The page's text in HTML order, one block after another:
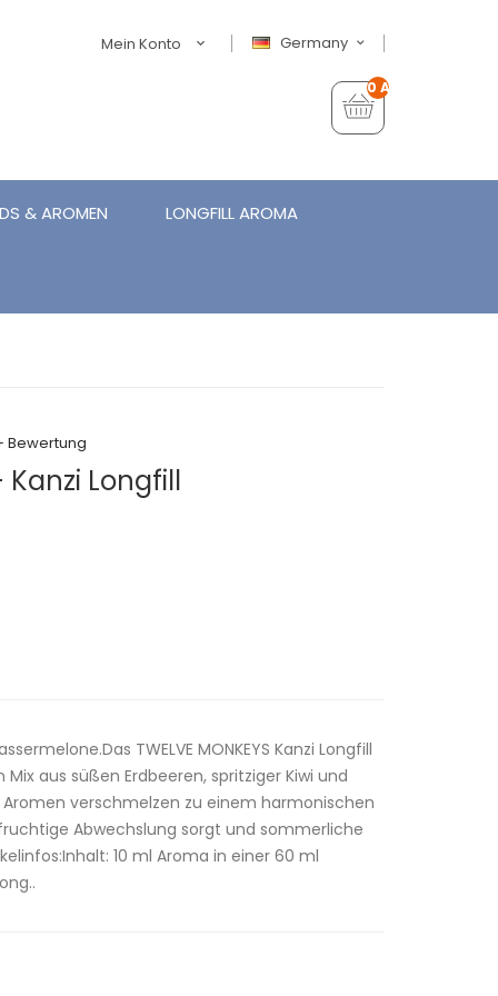
Germany
Mein Konto
0 Artikel - €0,00
& AROMEN LONGFILL AROMA
Bewertung
Longfill
TWELVE MONKEYS Kanzi Longfill
aus süßen Erdbeeren, spritziger Kiwi und
verschmelzen zu einem harmonischen
Abwechslung sorgt und sommerliche
10 ml Aroma in einer 60 ml